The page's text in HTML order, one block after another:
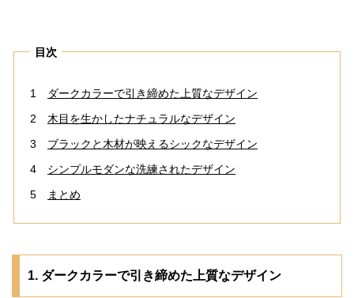
目次
1
ダークカラーで引き締めた上質なデザイン
2 木目を生かしたナチュラルなデザイン
3 ブラックと木材が映えるシックなデザイン
4 シンプルモダンな洗練されたデザイン
5
まとめ
1. ダークカラーで引き締めた上質なデザイン